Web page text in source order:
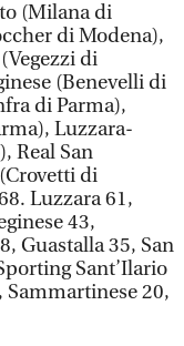
(Milana di
di Modena),
di
(Benevelli di
di Parma),
Luzzara-
Real San
di
Luzzara 61,
43,
Guastalla 35, San
Sant’Ilario
Sammartinese 20,